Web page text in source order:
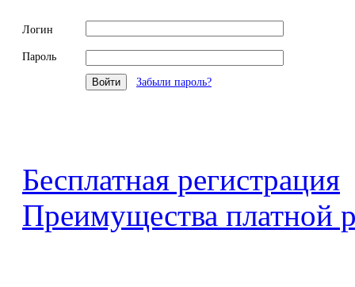
Логин
Пароль
Забыли пароль?
Бесплатная регистрация
Преимущества платной